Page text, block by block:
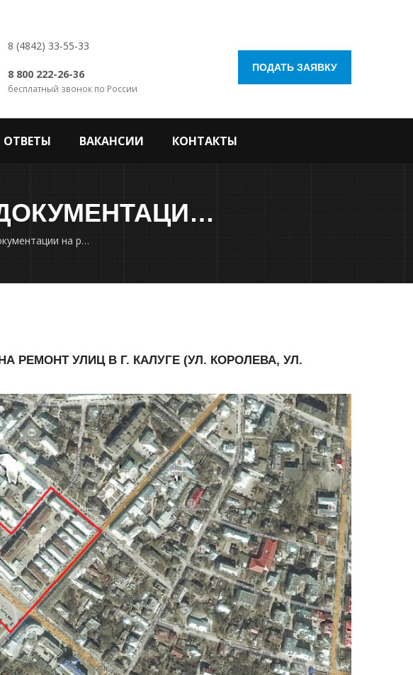
8 (4842) 33-55-33
8 800 222-26-36
бесплатный звонок по России
ПОДАТЬ ЗАЯВКУ
ВАКАНСИИ КОНТАКТЫ
РАЗРАБОТКА ПРОЕКТНОЙ ДОКУМЕНТАЦИИ НА РЕМОНТ УЛИЦ В Г. КАЛУГЕ (УЛ. КОРОЛЕВА, УЛ. БАУМАНА, ПЛ. СТАРЫЙ ТОРГ, ПЛ. МИРА)
Разработка проектной документации на ремонт улиц в г. Калуге (ул. Королева, ул. Баумана, пл. Старый Торг, пл. Мира)
РЕМОНТ УЛИЦ В Г. КАЛУГЕ (УЛ. КОРОЛЕВА, УЛ.